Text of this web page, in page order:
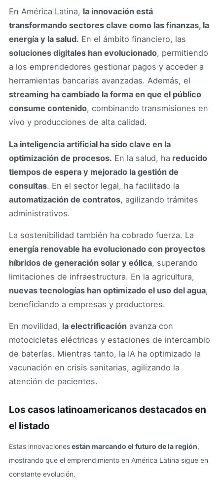
En América Latina, la innovación está
transformando sectores clave como las finanzas, la
energía y la salud. En el ámbito financiero, las
soluciones digitales han evolucionado, permitiendo
a los emprendedores gestionar pagos y acceder a
herramientas bancarias avanzadas. Además, el
streaming ha cambiado la forma en que el público
consume contenido, combinando transmisiones en
vivo y producciones de alta calidad.
La inteligencia artificial ha sido clave en la
optimización de procesos. En la salud, ha reducido
tiempos de espera y mejorado la gestión de
consultas. En el sector legal, ha facilitado la
automatización de contratos, agilizando trámites
administrativos.
La sostenibilidad también ha cobrado fuerza. La
energía renovable ha evolucionado con proyectos
híbridos de generación solar y eólica, superando
limitaciones de infraestructura. En la agricultura,
nuevas tecnologías han optimizado el uso del agua,
beneficiando a empresas y productores.
En movilidad, la electrificación avanza con
motocicletas eléctricas y estaciones de intercambio
de baterías. Mientras tanto, la IA ha optimizado la
vacunación en crisis sanitarias, agilizando la
atención de pacientes.
Los casos latinoamericanos destacados en
el listado
Estas innovacionesestán marcando el futuro de la región,
mostrando que el emprendimiento en América Latina sigue en
constante evolución.